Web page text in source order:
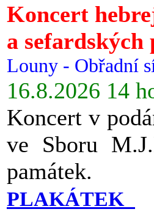
Koncert
a sefardských
Louny - Obřadní
16.8.2026 14
Koncert v
ve Sboru
památek.
PLAKÁTEK